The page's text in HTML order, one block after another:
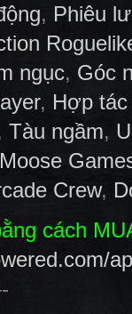
, Phiêu
ngục, Góc
, Hợp
Tàu ngầm,
Crew,
cách